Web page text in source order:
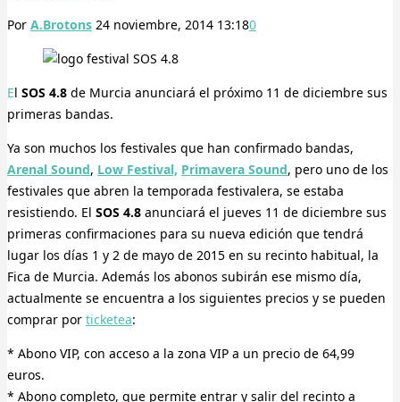
Por A.Brotons 24 noviembre, 2014 13:180
El SOS 4.8 de Murcia anunciará el próximo 11 de diciembre sus
primeras bandas.
Ya son muchos los festivales que han confirmado bandas,
Arenal Sound, Low Festival, Primavera Sound, pero uno de los
festivales que abren la temporada festivalera, se estaba
resistiendo. El SOS 4.8 anunciará el jueves 11 de diciembre sus
primeras confirmaciones para su nueva edición que tendrá
lugar los días 1 y 2 de mayo de 2015 en su recinto habitual, la
Fica de Murcia. Además los abonos subirán ese mismo día,
actualmente se encuentra a los siguientes precios y se pueden
comprar por ticketea:
* Abono VIP, con acceso a la zona VIP a un precio de 64,99
euros.
* Abono completo, que permite entrar y salir del recinto a